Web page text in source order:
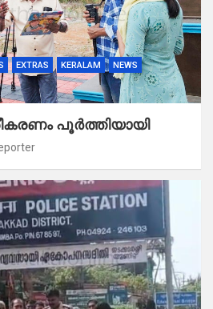
EXTRAS KERALAM
NEWS
പൂർത്തിയായി